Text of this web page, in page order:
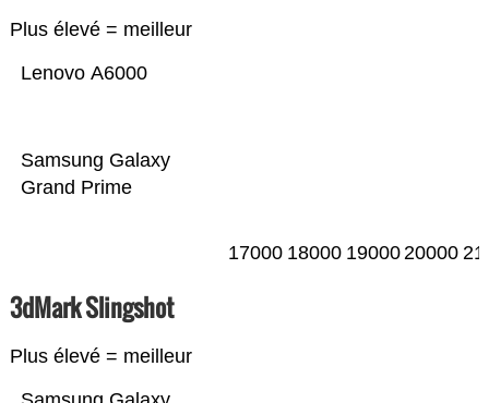
Plus élevé = meilleur
Samsung Galaxy
Grand Prime
Lenovo A6000
17000 18000 1900020000
3dMark Slingshot
Plus élevé = meilleur